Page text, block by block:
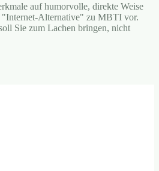
auf humorvolle, direkte Weise
Alternative" zu MBTI vor.
Sie zum Lachen bringen, nicht